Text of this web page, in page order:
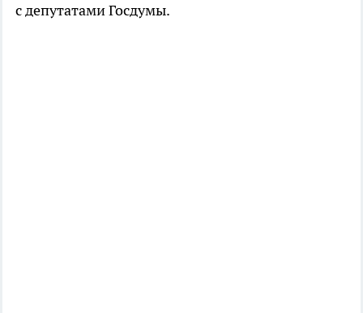
с депутатами Госдумы.